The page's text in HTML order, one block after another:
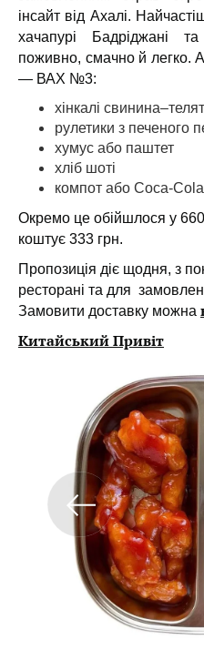
інсайт від Ахалі. Н
хачапурі Бадріджані
поживно, смачно й легко.
— ВАХ №3:
хінкалі
рулетики з печеного
хумус або паштет
хліб шоті
компот або Coca-
Окремо це обійшлося у 660
коштує 333 грн.
Пропозиція діє щодня, з
ресторані та для
Замовити доставку можна
Китайський Привіт